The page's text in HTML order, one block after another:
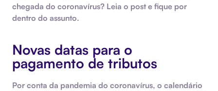
chegada do coronavírus? Leia o post e fique por
dentro do assunto.
Novas datas para o
pagamento de tributos
Por conta da pandemia do coronavírus, o calendário